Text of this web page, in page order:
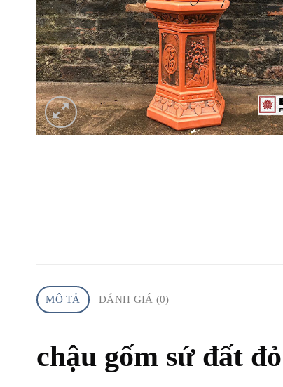
MÔ TẢ ĐÁNH GIÁ (0)
chậu gốm sứ đất